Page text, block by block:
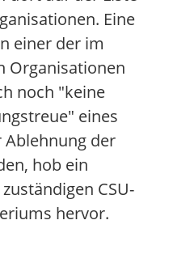
Eine
einer der im
Organisationen
noch "keine
eines
Ablehnung der
hob ein
CSU-
hervor.